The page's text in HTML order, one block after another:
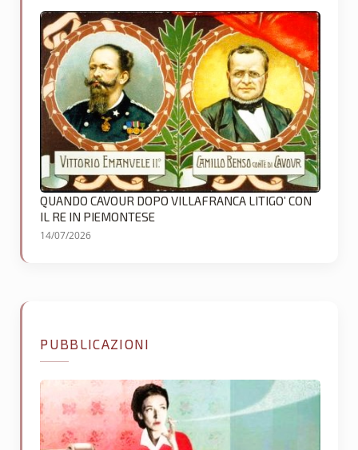
QUANDO CAVOUR DOPO VILLAFRANCA LITIGO’ CON
IL RE IN PIEMONTESE
14/07/2026
PUBBLICAZIONI